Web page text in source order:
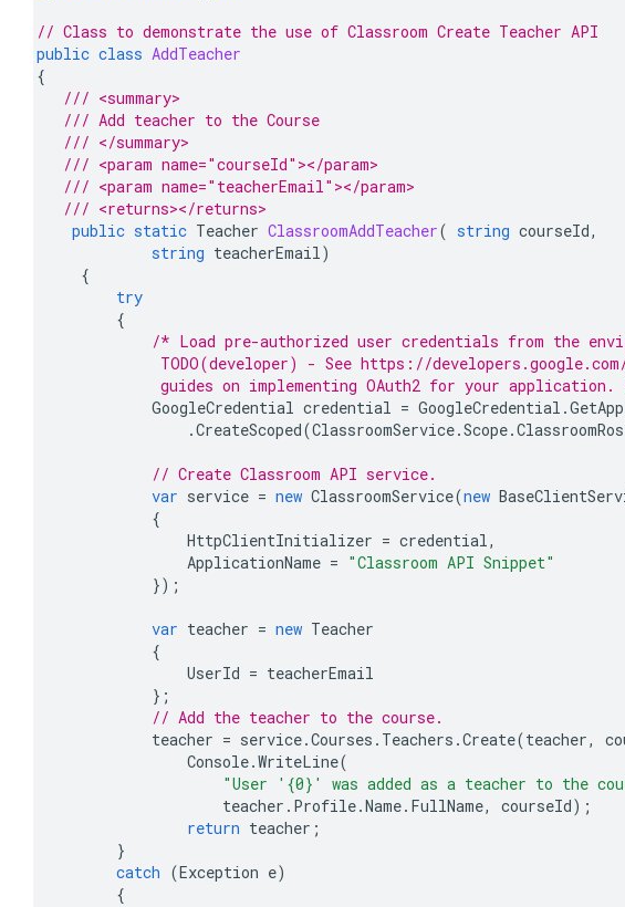
// Class to demonstrate the use of Classroom Create Teacher API
public class AddTeacher
{
/// <summary>
/// Add teacher to the Course
/// </summary>
/// <param name="courseId"></param>
/// <param name="teacherEmail"></param>
/// <returns></returns>
public static Teacher ClassroomAddTeacher( string courseId,
string teacherEmail )
{
try
{
/* Load pre-authorized user credentials from the
TODO(developer) - See https://
guides on implementing OAuth2 for your application.
GoogleCredential credential = GoogleCredential .
.CreateScoped(ClassroomService.Scope.
// Create Classroom API service.
var service = new ClassroomService(new
{
HttpClientInitializer = credential ,
ApplicationName = "Classroom API Snippet"
});
var teacher = new Teacher
{
UserId = teacherEmail
};
// Add the teacher to the course.
teacher = service.Courses . Teachers .Create(teacher,
Console.WriteLine(
"User '{0}' was added as a teacher to the
teacher . Profile.Name. FullName, courseId);
return teacher ;
}
catch (Exception e)
{